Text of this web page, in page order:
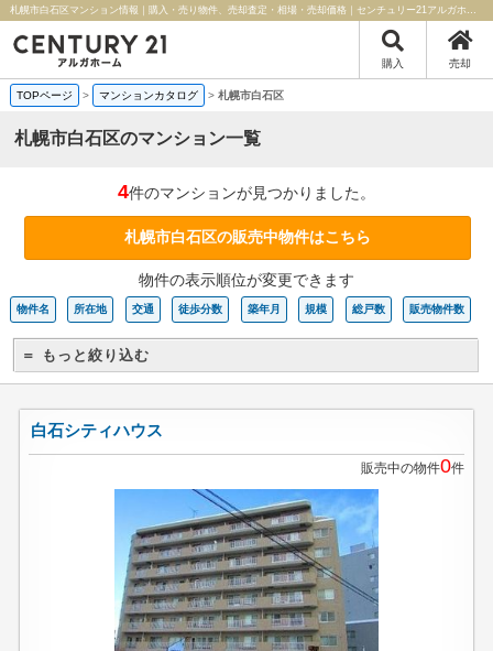
札幌市白石区マンション情報｜購入・売り物件、売却査定・相場・売却価格｜センチュリー21アルガホーム
購入 売却
TOPページ > マンションカタログ > 札幌市白石区
札幌市白石区のマンション一覧
4件のマンションが見つかりました。
札幌市白石区の販売中物件はこちら
物件の表示順位が変更できます
物件名 所在地 交通 徒歩分数 築年月 規模 総戸数 販売物件数
＝ もっと絞り込む
白石シティハウス
販売中の物件0件